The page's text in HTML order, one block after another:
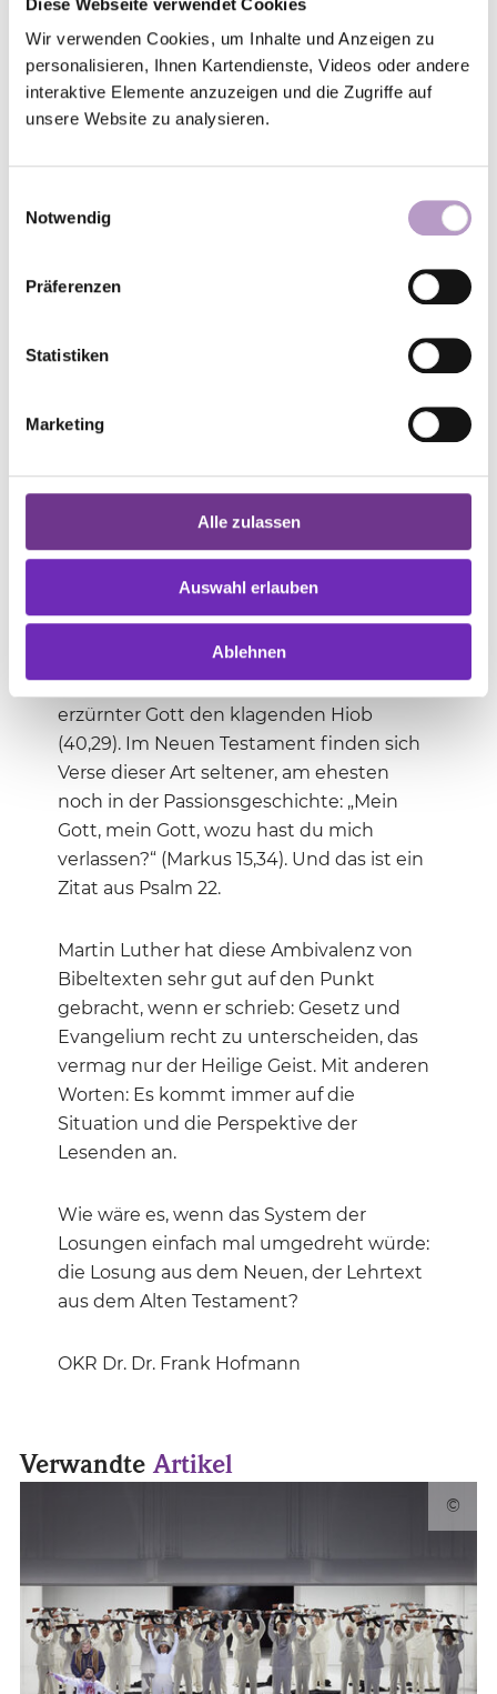
Wir verwenden Cookies, um Inhalte und Anzeigen zu
personalisieren, Ihnen Kartendienste, Videos oder andere
interaktive Elemente anzuzeigen und die Zugriffe auf
unsere Website zu analysieren.
Notwendig
Präferenzen
Statistiken
Marketing
Alle zulassen
Auswahl erlauben
Ablehnen
Rechtfertigungsnot kommen? „Wie könnt
ihr noch von einer Heilsgeschichte
sprechen, wenn die Welt den Bach
runtergeht?“ Fehlt uns nicht das
Bewusstsein für Luthers Deus
absconditus, den verborgenen Gott, den
dann tröstet, wenn alle unsere
(Jesaja 55,8) kann ein größerer Zuspruch
denn sie werden Gottes Kinder sein“
schnellen himmlischen Eingreiftruppe
Hand nehmen, sind die verborgenen
Perlen des Alten Testaments. „Wer da
meint, alles besser zu wissen, sollte der mit
dem Allmächtigen richten?“, fragt ein
erzürnter Gott den klagenden Hiob
(40,29). Im Neuen Testament finden sich
Verse dieser Art seltener, am ehesten
noch in der Passionsgeschichte: „Mein
Gott, mein Gott, wozu hast du mich
verlassen?“ (Markus 15,34). Und das ist ein
Zitat aus Psalm 22.
Martin Luther hat diese Ambivalenz von
Bibeltexten sehr gut auf den Punkt
gebracht, wenn er schrieb: Gesetz und
Evangelium recht zu unterscheiden, das
vermag nur der Heilige Geist. Mit anderen
Worten: Es kommt immer auf die
Situation und die Perspektive der
Lesenden an.
Wie wäre es, wenn das System der
Losungen einfach mal umgedreht würde:
die Losung aus dem Neuen, der Lehrtext
aus dem Alten Testament?
OKR Dr. Dr. Frank Hofmann
VerwandteArtikel
©